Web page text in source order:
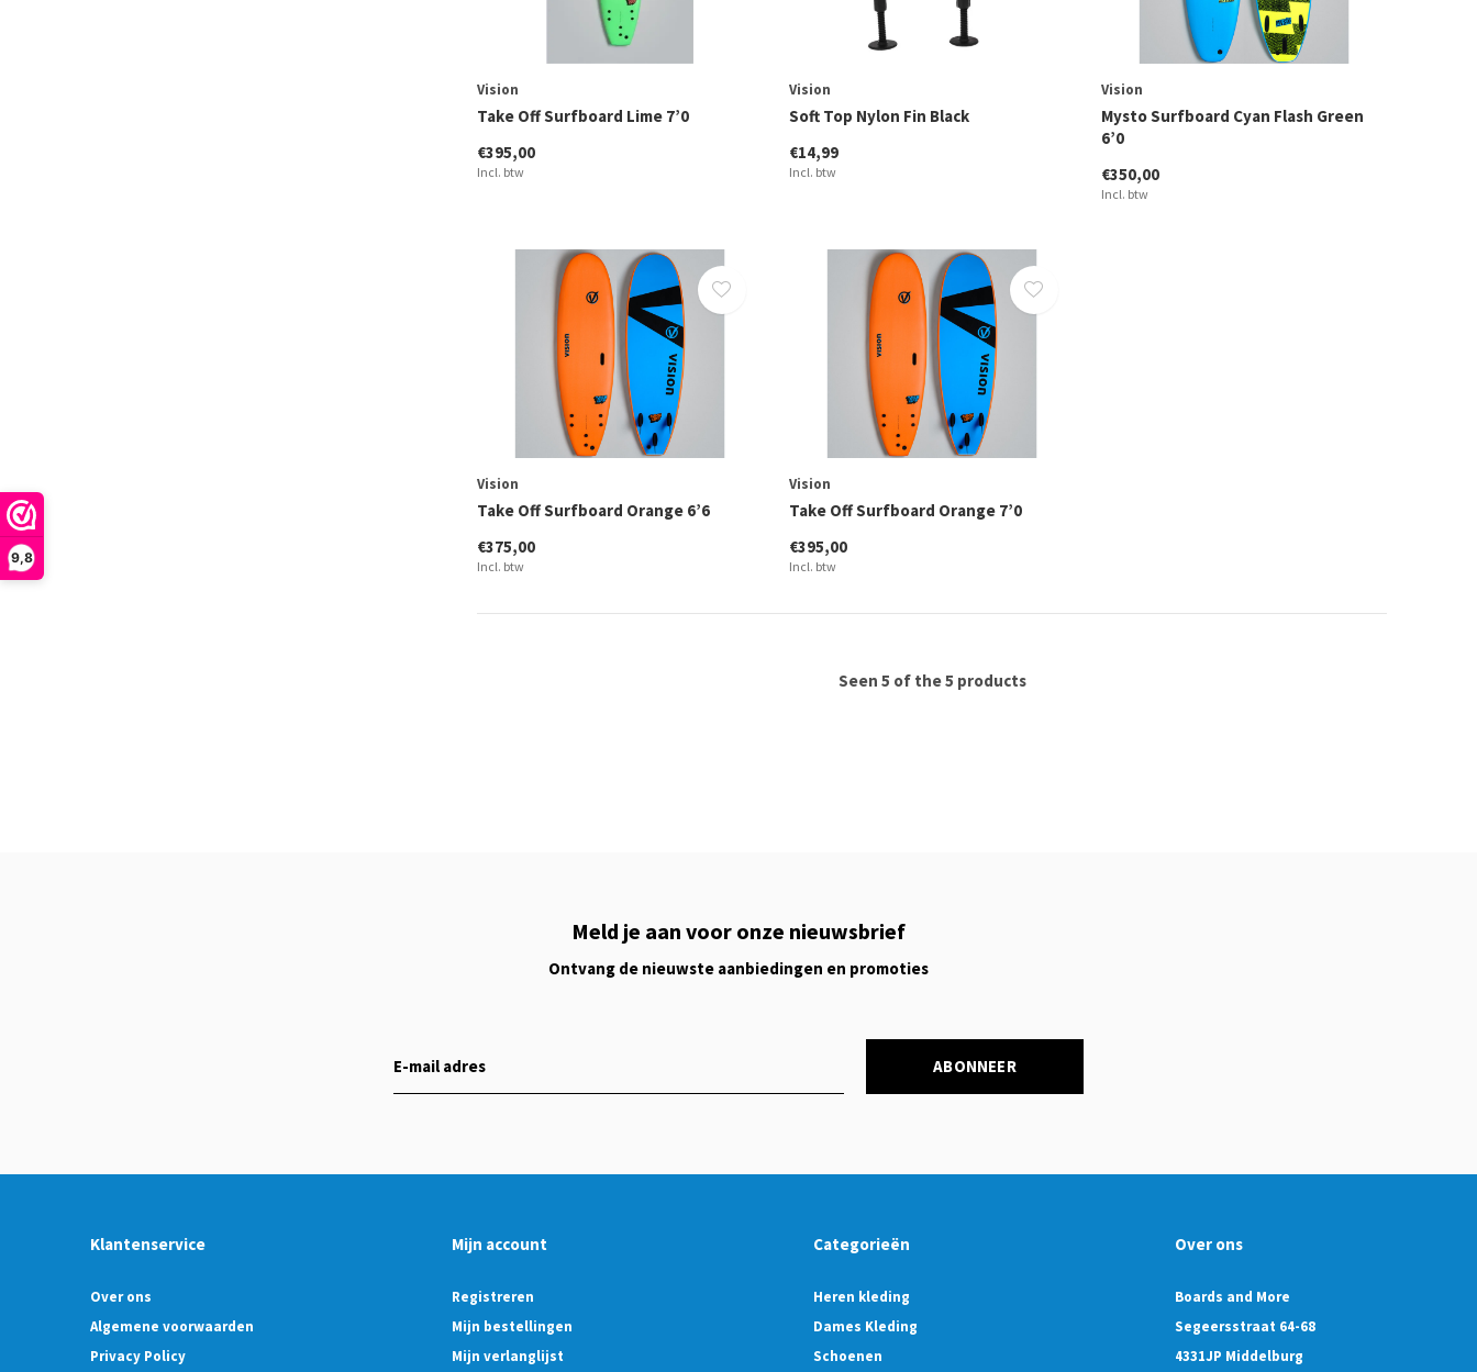
9,8
Vision
Take Off Surfboard Lime 7’0
€395,00
Incl. btw
Vision
Soft Top Nylon Fin Black
€14,99
Incl. btw
Vision
Mysto Surfboard Cyan Flash Green
6’0
€350,00
Incl. btw
Vision
Take Off Surfboard Orange 6’6
€375,00
Incl. btw
Vision
Take Off Surfboard Orange 7’0
€395,00
Incl. btw
Seen 5 of the 5 products
Meld je aan voor onze nieuwsbrief
Ontvang de nieuwste aanbiedingen en promoties
ABONNEER
Klantenservice
Over ons
Algemene voorwaarden
Privacy Policy
Mijn account
Registreren
Mijn bestellingen
Mijn verlanglijst
Categorieën
Heren kleding
Dames Kleding
Schoenen
Over ons
Boards and More
Segeersstraat 64-68
4331JP Middelburg